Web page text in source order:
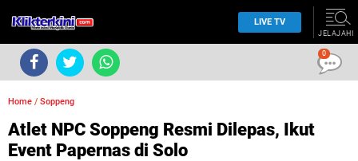
LIVE TV
JELAJAHI
Home / Soppeng
Atlet NPC Soppeng Resmi Dilepas, Ikut
Event Papernas di Solo
0